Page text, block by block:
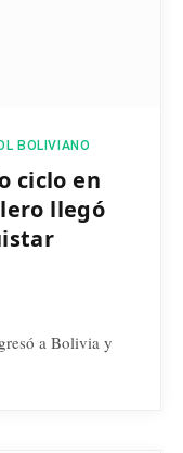
BOLIVIANO
ciclo en
llegó
a Bolivia y